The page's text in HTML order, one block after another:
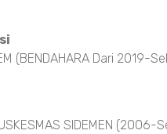
(BENDAHARA Dari 2019-
SIDEMEN (2006-